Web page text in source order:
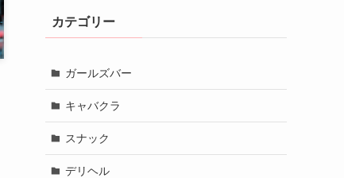
カテゴリー
ガールズバー
キャバクラ
スナック
デリヘル